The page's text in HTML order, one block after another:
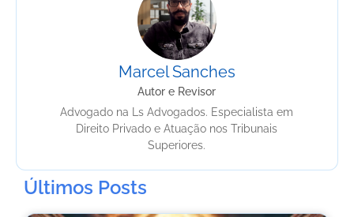
Marcel Sanches
Autor e Revisor
Advogado na Ls Advogados. Especialista em
Direito Privado e Atuação nos Tribunais
Superiores.
Últimos Posts